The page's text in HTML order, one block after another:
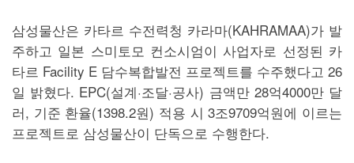
삼성물산은 카타르 수전력청 카라마(KAHRAMAA)가 발
주하고 일본 스미토모 컨소시엄이 사업자로 선정된 카
타르 Facility E 담수복합발전 프로젝트를 수주했다고 26
일 밝혔다. EPC(설계·조달·공사) 금액만 28억4000만 달
러, 기준 환율(1398.2원) 적용 시 3조9709억원에 이르는
프로젝트로 삼성물산이 단독으로 수행한다.